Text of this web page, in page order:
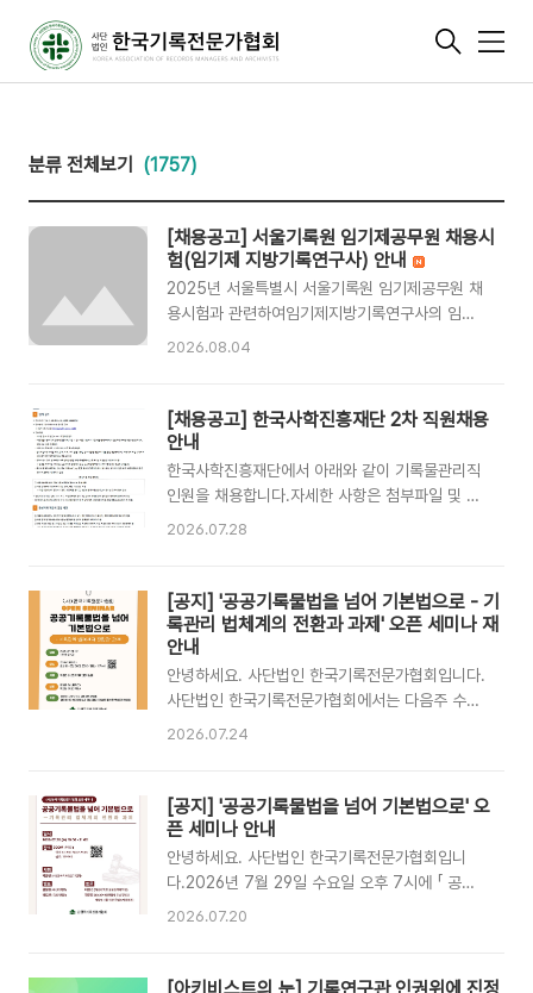
메
분류 전체보기 (1757)
[채용공고] 서울기록원 임기제공무원 채용시
험(임기제 지방기록연구사) 안내
2025년 서울특별시 서울기록원 임기제공무원 채
용시험과 관련하여임기제지방기록연구사의 임용
시험 시행계획을 알려드립니다.자세한 사항은 아
담당 예정 직무기록관리전문요원임기제지방기록
연구사(7급상당)1명2년디지털도시국 서울기록원-
관할기관 기록 분류체계 운영- 관할기관 기록물
생산현황 관리- 관할기관 전자기록물 인수체계 운
수체계 운영 등나. 접수기간: 2026. 8. 12.(수) ~
라. 접수처: 서울기록원 (우편번호 03371) 서울특
별시 은평구 통일로 62길 7 (녹번동), 서울기록원
운영지원과 인사담당
2026.08.04
[채용공고] 한국사학진흥재단 2차 직원채용
안내
한국사학진흥재단에서 아래와 같이 기록물관리직
인원을 채용합니다.자세한 사항은 첨부파일 및 링
크 참조해주시기 바랍니다.📍채용 개요- 채용기관
채용직종(급): 행정 5급- 채용분야: 기록물- 선발
인원 : 2명- 응시자격 : 기록물관리 전문요원 자격
소지자- 근무장소 : 대구광역시 동구 혁대로 345.
한국사학진흥재단 한국사학진흥재단 채용 링크 바
로가기
2026.07.28
[공지] '공공기록물법을 넘어 기본법으로 - 기
록관리 법체계의 전환과 과제' 오픈 세미나 재
안내
안녕하세요. 사단법인 한국기록전문가협회입니다.
사단법인 한국기록전문가협회에서는 다음주 수요
일(7/29) 오후 7시에 오픈 세미나를 진행합니다.
행되며,사전신청없이 누구든 참석하실 수 있도록
온라인(Zoom)으로 운영됩니다. 관심 있으신 분
들께서는 아래 안내를 참고하시어 정해진 시간에
접속해 주시기 바랍니다. 기록인 여러분의 많은 관
2026.07.29.(수) 19:00~21:00 ▶️ 장소: 온라인
https://us06web.zoom.us/j/85288022533?
2026.07.24
[공지] '공공기록물법을 넘어 기본법으로' 오
픈 세미나 안내
안녕하세요. 사단법인 한국기록전문가협회입니
다.2026년 7월 29일 수요일 오후 7시에 「 공공
기록물법을 넘어 기본법으로-기록관리 법체계의
관심 있는 분이라면 누구나 참석하실 수 있습니다.
2026.07.20